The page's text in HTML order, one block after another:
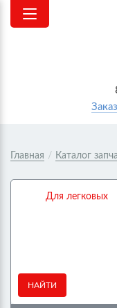
Главная / Каталог
Для легковых
НАЙТИ